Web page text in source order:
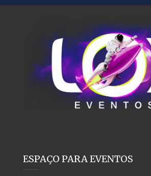
ESPAÇO PARA EVENTOS